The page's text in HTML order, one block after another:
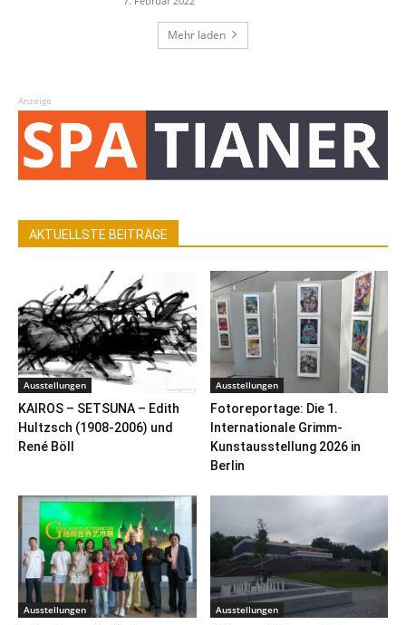
Mehr laden
Anzeige
AKTUELLSTE BEITRÄGE
Ausstellungen
KAIROS – SETSUNA – Edith
Hultzsch (1908-2006) und
René Böll
Ausstellungen
Fotoreportage: Die 1.
Internationale Grimm-
Kunstausstellung 2026 in
Berlin
Ausstellungen Ausstellungen